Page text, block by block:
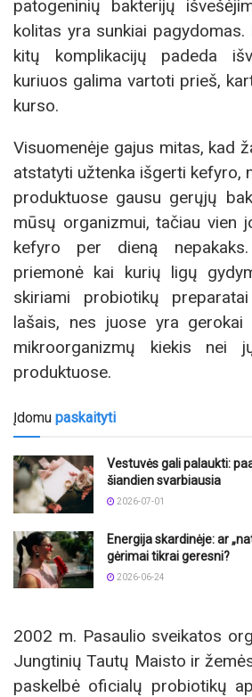
patogeninių bakterijų
kolitas yra sunkiai
kitų komplikacijų padeda
kuriuos galima vartoti prieš,
kurso.
Visuomenėje gajus mitas, kad
atstatyti užtenka išgerti kefyro,
produktuose gausu gerųjų
mūsų organizmui, tačiau vien
kefyro per dieną
priemonė kai kurių ligų
skiriami probiotikų
lašais, nes juose yra gerokai
mikroorganizmų kiekis nei
produktuose.
Įdomu paskaityti
Vestuvės gali palaukti:
šiandien svarbiausia
2026-07-01
Energija skardinėje: ar
gėrimai tikrai geresni?
2026-06-24
2002 m. Pasaulio sveikatos
Jungtinių Tautų Maisto ir
paskelbė oficialų probiotikų